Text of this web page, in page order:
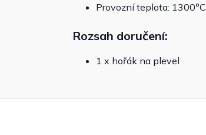
Provozní teplota: 1300°C
Rozsah doručení:
1 x hořák na plevel